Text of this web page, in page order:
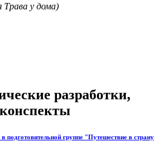
Трава у дома)
разработки,
подготовительной группе "Путешествие в страну